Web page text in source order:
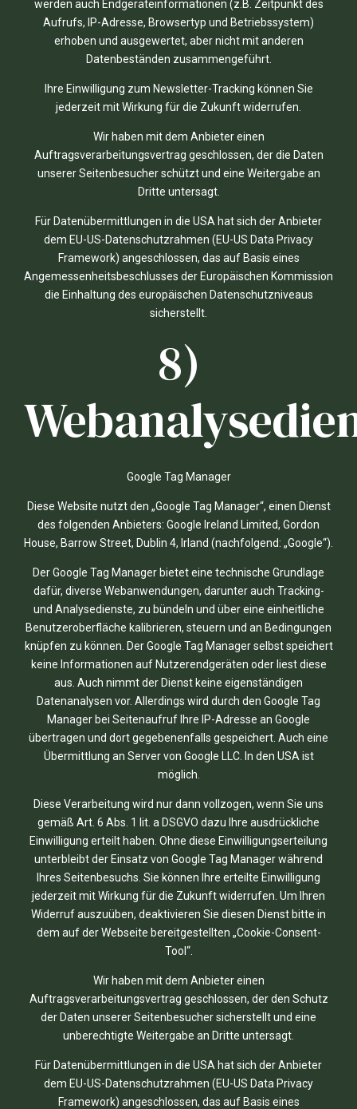
werden auch Endgeräteinformationen (z.B. Zeitpunkt des
Aufrufs, IP-Adresse, Browsertyp und Betriebssystem)
erhoben und ausgewertet, aber nicht mit anderen
Datenbeständen zusammengeführt.
Ihre Einwilligung zum Newsletter-Tracking können Sie
jederzeit mit Wirkung für die Zukunft widerrufen.
Wir haben mit dem Anbieter einen
Auftragsverarbeitungsvertrag geschlossen, der die Daten
unserer Seitenbesucher schützt und eine Weitergabe an
Dritte untersagt.
Für Datenübermittlungen in die USA hat sich der Anbieter
dem EU-US-Datenschutzrahmen (EU-US Data Privacy
Framework) angeschlossen, das auf Basis eines
Angemessenheitsbeschlusses der Europäischen Kommission
die Einhaltung des europäischen Datenschutzniveaus
sicherstellt.
8)
Google Tag Manager
Diese Website nutzt den „Google Tag Manager“, einen Dienst
des folgenden Anbieters: Google Ireland Limited, Gordon
House, Barrow Street, Dublin 4, Irland (nachfolgend: „Google“).
Der Google Tag Manager bietet eine technische Grundlage
dafür, diverse Webanwendungen, darunter auch Tracking-
und Analysedienste, zu bündeln und über eine einheitliche
Benutzeroberfläche kalibrieren, steuern und an Bedingungen
knüpfen zu können. Der Google Tag Manager selbst speichert
keine Informationen auf Nutzerendgeräten oder liest diese
aus. Auch nimmt der Dienst keine eigenständigen
Datenanalysen vor. Allerdings wird durch den Google Tag
Manager bei Seitenaufruf Ihre IP-Adresse an Google
übertragen und dort gegebenenfalls gespeichert. Auch eine
Übermittlung an Server von Google LLC. In den USA ist
möglich.
Diese Verarbeitung wird nur dann vollzogen, wenn Sie uns
gemäß Art. 6 Abs. 1 lit. a DSGVO dazu Ihre ausdrückliche
Einwilligung erteilt haben. Ohne diese Einwilligungserteilung
unterbleibt der Einsatz von Google Tag Manager während
Ihres Seitenbesuchs. Sie können Ihre erteilte Einwilligung
jederzeit mit Wirkung für die Zukunft widerrufen. Um Ihren
Widerruf auszuüben, deaktivieren Sie diesen Dienst bitte in
dem auf der Webseite bereitgestellten „Cookie-Consent-
Tool“.
Wir haben mit dem Anbieter einen
Auftragsverarbeitungsvertrag geschlossen, der den Schutz
der Daten unserer Seitenbesucher sicherstellt und eine
unberechtigte Weitergabe an Dritte untersagt.
Für Datenübermittlungen in die USA hat sich der Anbieter
dem EU-US-Datenschutzrahmen (EU-US Data Privacy
Framework) angeschlossen, das auf Basis eines